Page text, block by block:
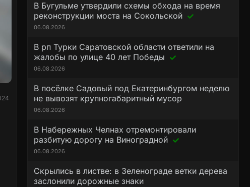
В Бугульме утвердили схемы обхода на время
реконструкции моста на Сокольской
06.08.2026
В рп Турки Саратовской области ответили на
жалобы по улице 40 лет Победы
06.08.2026
В посёлке Садовый под Екатеринбургом неделю
не вывозят крупногабаритный мусор
06.08.2026
В Набережных Челнах отремонтировали
разбитую дорогу на Виноградной
06.08.2026
Скрылись в листве: в Зеленограде ветки дерева
заслонили дорожные знаки